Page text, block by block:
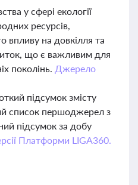
у сфері екології
ресурсів,
впливу на довкілля та
що є важливим для
поколінь. Джерело
підсумок змісту
список першоджерел з
підсумок за добу
Платформи LIGA360.